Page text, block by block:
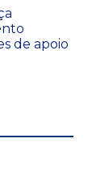
de apoio